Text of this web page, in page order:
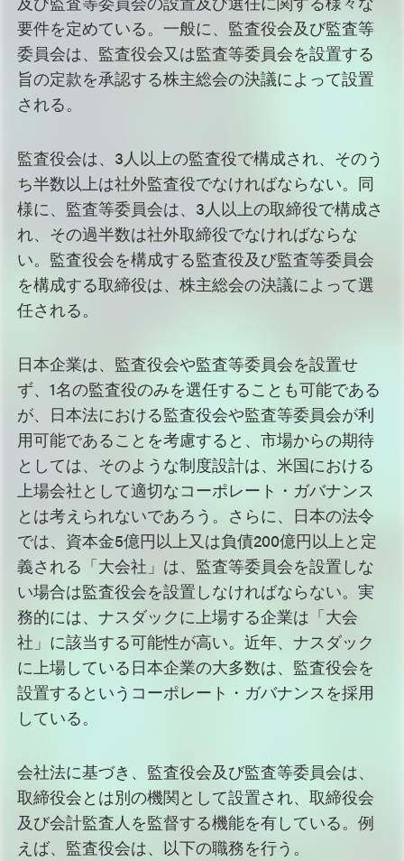
要件を定めている。一般に、監査役会及び監査等
委員会は、監査役会又は監査等委員会を設置する
旨の定款を承認する株主総会の決議によって設置
される。
監査役会は、3人以上の監査役で構成され、そのう
ち半数以上は社外監査役でなければならない。同
様に、監査等委員会は、3人以上の取締役で構成さ
れ、その過半数は社外取締役でなければならな
い。監査役会を構成する監査役及び監査等委員会
を構成する取締役は、株主総会の決議によって選
任される。
日本企業は、監査役会や監査等委員会を設置せ
ず、1名の監査役のみを選任することも可能である
が、日本法における監査役会や監査等委員会が利
用可能であることを考慮すると、市場からの期待
としては、そのような制度設計は、米国における
上場会社として適切なコーポレート・ガバナンス
とは考えられないであろう。さらに、日本の法令
では、資本金5億円以上又は負債200億円以上と定
義される「大会社」は、監査等委員会を設置しな
い場合は監査役会を設置しなければならない。実
務的には、ナスダックに上場する企業は「大会
社」に該当する可能性が高い。近年、ナスダック
に上場している日本企業の大多数は、監査役会を
設置するというコーポレート・ガバナンスを採用
している。
会社法に基づき、監査役会及び監査等委員会は、
取締役会とは別の機関として設置され、取締役会
及び会計監査人を監督する機能を有している。例
えば、監査役会は、以下の職務を行う。